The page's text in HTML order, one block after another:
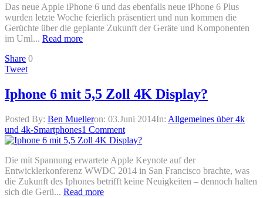
Das neue Apple iPhone 6 und das ebenfalls neue iPhone 6 Plus
wurden letzte Woche feierlich präsentiert und nun kommen die
Gerüchte über die geplante Zukunft der Geräte und Komponenten
im Uml... Read more
Share 0
Tweet
Iphone 6 mit 5,5 Zoll 4K Display?
Posted By: Ben Muelleron: 03.Juni 2014In: Allgemeines über 4k
und 4k-Smartphones1 Comment
Die mit Spannung erwartete Apple Keynote auf der
Entwicklerkonferenz WWDC 2014 in San Francisco brachte, was
die Zukunft des Iphones betrifft keine Neuigkeiten – dennoch halten
sich die Gerü... Read more